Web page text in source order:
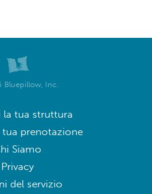
Bluepillow, Inc.
la tua struttura
tua prenotazione
Siamo
Privacy
del servizio